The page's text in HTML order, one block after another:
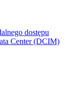
dostępu
Center (DCIM)